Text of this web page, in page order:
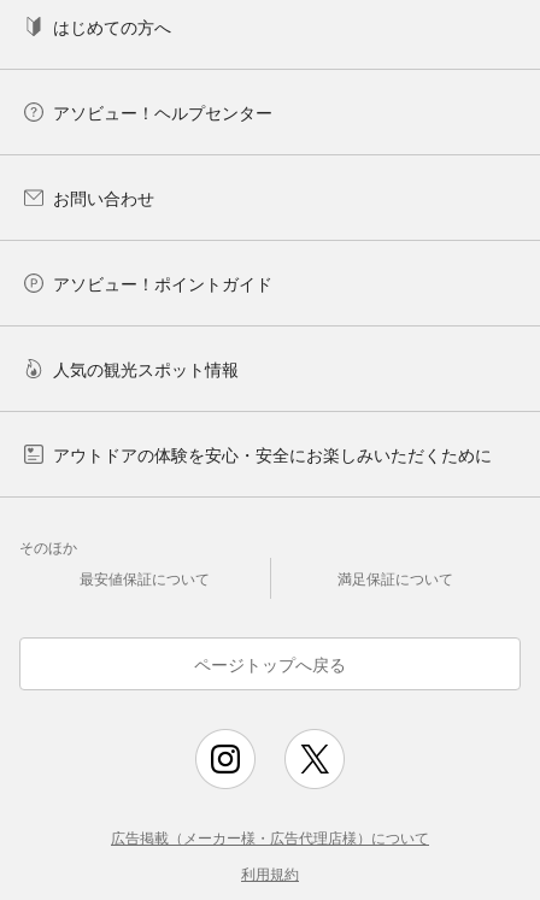
はじめての方へ
アソビュー！ヘルプセンター
お問い合わせ
アソビュー！ポイントガイド
人気の観光スポット情報
アウトドアの体験を安心・安全にお楽しみいただくために
そのほか
最安値保証について
満足保証について
ページトップへ戻る
広告掲載（メーカー様・広告代理店様）について
利用規約